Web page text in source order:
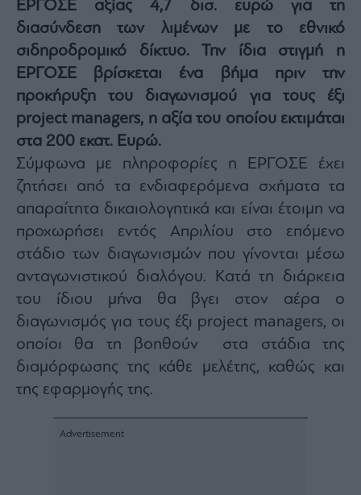
Μετοχές
Αγορές
Trader's
book
Buy-
Hold-
Sell
The
Value
Crypto
Χρηματιστηριακές
Ανακοινώσεις
Creative
Content
Branded
Content
Reports
ΕΡΓΟΣΕ αξίας 4,7 δισ. ευρώ για τη
διασύνδεση των λιμένων με το εθνικό
σιδηροδρομικό δίκτυο. Την ίδια στιγμή η
ΕΡΓΟΣΕ βρίσκεται ένα βήμα πριν την
προκήρυξη του διαγωνισμού για τους έξι
project managers, η αξία του οποίου εκτιμάται
στα 200 εκατ. Ευρώ.
Σύμφωνα με πληροφορίες η ΕΡΓΟΣΕ έχει
ζητήσει από τα ενδιαφερόμενα σχήματα τα
απαραίτητα δικαιολογητικά και είναι έτοιμη να
προχωρήσει εντός Απριλίου στο επόμενο
στάδιο των διαγωνισμών που γίνονται μέσω
ανταγωνιστικού διαλόγου. Κατά τη διάρκεια
του ίδιου μήνα θα βγει στον αέρα ο
διαγωνισμός για τους έξι project managers, οι
οποίοι θα τη βοηθούν στα στάδια της
διαμόρφωσης της κάθε μελέτης, καθώς και
της εφαρμογής της.